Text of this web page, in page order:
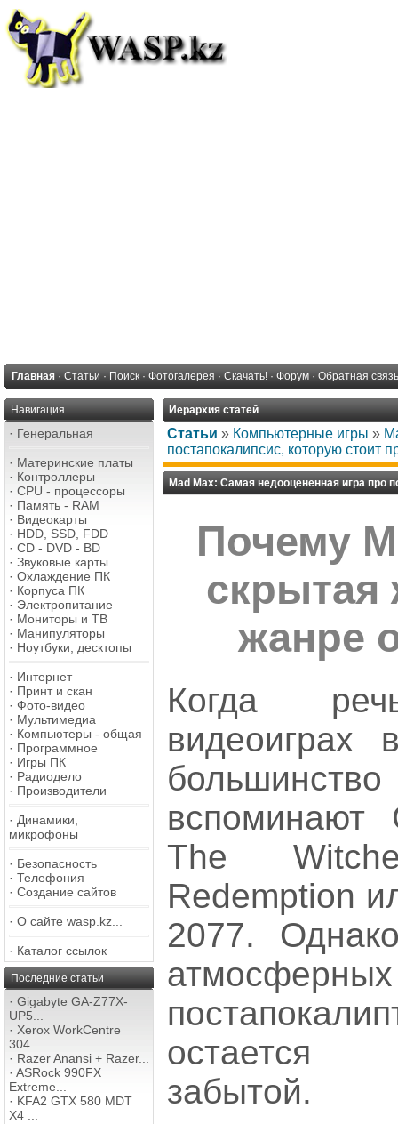
Главная · Статьи · Поиск · Фотогалерея · Скачать! · Форум · Обратная связь
Навигация
· Генеральная
· Материнские платы
· Контроллеры
· CPU - процессоры
· Память - RAM
· Видеокарты
· HDD, SSD, FDD
· CD - DVD - BD
· Звуковые карты
· Охлаждение ПК
· Корпуса ПК
· Электропитание
· Мониторы и ТВ
· Манипуляторы
· Ноутбуки, десктопы
· Интернет
· Принт и скан
· Фото-видео
· Мультимедиа
· Компьютеры - общая
· Программное
· Игры ПК
· Радиодело
· Производители
· Динамики,
микрофоны
· Безопасность
· Телефония
· Создание сайтов
· О сайте wasp.kz...
· Каталог ссылок
Последние статьи
· Gigabyte GA-Z77X-
UP5...
· Xerox WorkCentre
304...
· Razer Anansi + Razer...
· ASRock 990FX
Extreme...
· KFA2 GTX 580 MDT
X4 ...
Иерархия статей
Статьи » Компьютерные игры »
постапокалипсис, которую стоит
Mad Max: Самая недооцененная игра про
Почему
скрытая
жанре
Когда
видеоиграх
вспоминают
The
Redemption
2077.
остается
забытой.